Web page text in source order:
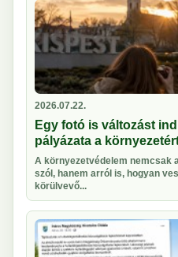
2026.07.22.
Egy fotó is változást
pályázata a
A környezetvédelem nemcsak
szól, hanem arról is, hogyan
körülvevő...